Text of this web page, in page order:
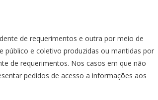
de requerimentos e outra por meio de
público e coletivo produzidas ou mantidas por
de requerimentos. Nos casos em que não
pedidos de acesso a informações aos